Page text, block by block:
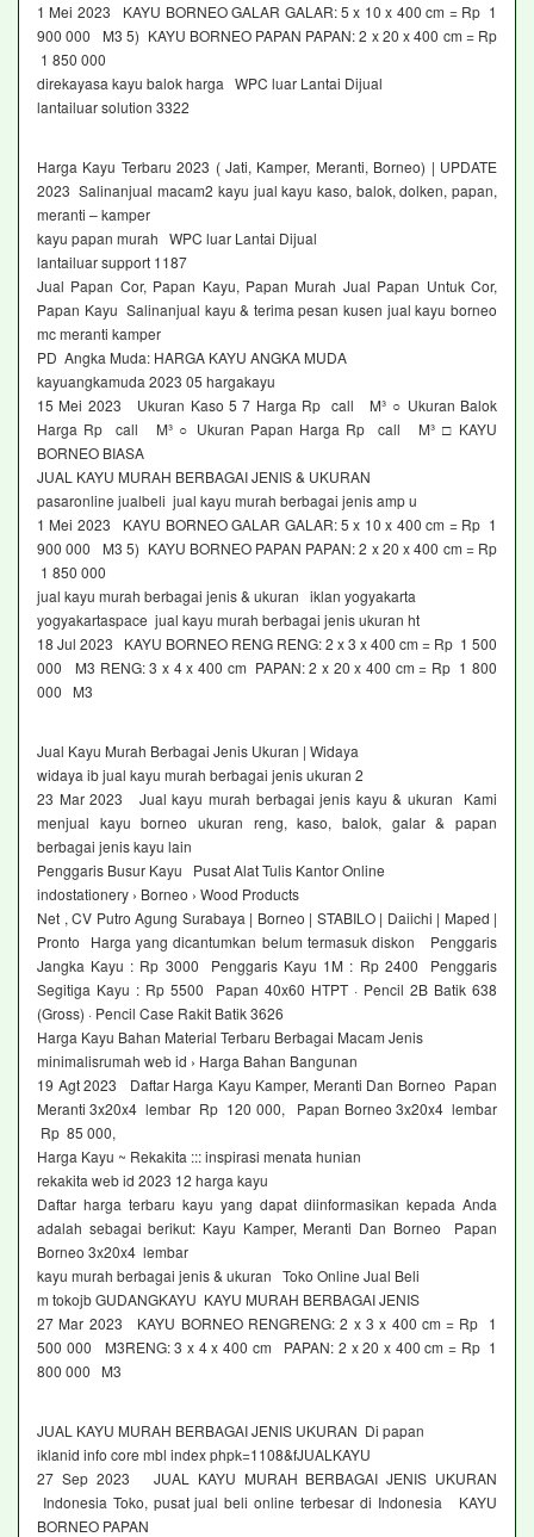
1 Mei 2023 KAYU BORNEO GALAR GALAR: 5 x 10 x 400 cm = Rp 1
900 000 M3 5) KAYU BORNEO PAPAN PAPAN: 2 x 20 x 400 cm = Rp
1 850 000
direkayasa kayu balok harga WPC luar Lantai Dijual
lantailuar solution 3322
Harga Kayu Terbaru 2023 ( Jati, Kamper, Meranti, Borneo) | UPDATE
2023 Salinanjual macam2 kayu jual kayu kaso, balok, dolken, papan,
meranti – kamper
kayu papan murah WPC luar Lantai Dijual
lantailuar support 1187
Jual Papan Cor, Papan Kayu, Papan Murah Jual Papan Untuk Cor,
Papan Kayu Salinanjual kayu & terima pesan kusen jual kayu borneo
mc meranti kamper
PD Angka Muda: HARGA KAYU ANGKA MUDA
kayuangkamuda 2023 05 hargakayu
15 Mei 2023 Ukuran Kaso 5 7 Harga Rp call M³ ○ Ukuran Balok
Harga Rp call M³ ○ Ukuran Papan Harga Rp call M³ □ KAYU
BORNEO BIASA
JUAL KAYU MURAH BERBAGAI JENIS & UKURAN
pasaronline jualbeli jual kayu murah berbagai jenis amp u
1 Mei 2023 KAYU BORNEO GALAR GALAR: 5 x 10 x 400 cm = Rp 1
900 000 M3 5) KAYU BORNEO PAPAN PAPAN: 2 x 20 x 400 cm = Rp
1 850 000
jual kayu murah berbagai jenis & ukuran iklan yogyakarta
yogyakartaspace jual kayu murah berbagai jenis ukuran ht
18 Jul 2023 KAYU BORNEO RENG RENG: 2 x 3 x 400 cm = Rp 1 500
000 M3 RENG: 3 x 4 x 400 cm PAPAN: 2 x 20 x 400 cm = Rp 1 800
000 M3
Jual Kayu Murah Berbagai Jenis Ukuran | Widaya
widaya ib jual kayu murah berbagai jenis ukuran 2
23 Mar 2023 Jual kayu murah berbagai jenis kayu & ukuran Kami
menjual kayu borneo ukuran reng, kaso, balok, galar & papan
berbagai jenis kayu lain
Penggaris Busur Kayu Pusat Alat Tulis Kantor Online
indostationery › Borneo › Wood Products
Net , CV Putro Agung Surabaya | Borneo | STABILO | Daiichi | Maped |
Pronto Harga yang dicantumkan belum termasuk diskon Penggaris
Jangka Kayu : Rp 3000 Penggaris Kayu 1M : Rp 2400 Penggaris
Segitiga Kayu : Rp 5500 Papan 40x60 HTPT · Pencil 2B Batik 638
(Gross) · Pencil Case Rakit Batik 3626
Harga Kayu Bahan Material Terbaru Berbagai Macam Jenis
minimalisrumah web id › Harga Bahan Bangunan
19 Agt 2023 Daftar Harga Kayu Kamper, Meranti Dan Borneo Papan
Meranti 3x20x4 lembar Rp 120 000, Papan Borneo 3x20x4 lembar
Rp 85 000,
Harga Kayu ~ Rekakita ::: inspirasi menata hunian
rekakita web id 2023 12 harga kayu
Daftar harga terbaru kayu yang dapat diinformasikan kepada Anda
adalah sebagai berikut: Kayu Kamper, Meranti Dan Borneo Papan
Borneo 3x20x4 lembar
kayu murah berbagai jenis & ukuran Toko Online Jual Beli
m tokojb GUDANGKAYU KAYU MURAH BERBAGAI JENIS
27 Mar 2023 KAYU BORNEO RENGRENG: 2 x 3 x 400 cm = Rp 1
500 000 M3RENG: 3 x 4 x 400 cm PAPAN: 2 x 20 x 400 cm = Rp 1
800 000 M3
JUAL KAYU MURAH BERBAGAI JENIS UKURAN Di papan
iklanid info core mbl index phpk=1108&fJUALKAYU
27 Sep 2023 JUAL KAYU MURAH BERBAGAI JENIS UKURAN
Indonesia Toko, pusat jual beli online terbesar di Indonesia KAYU
BORNEO PAPAN